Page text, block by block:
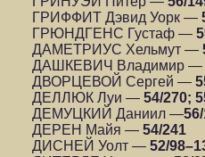
ГРИФФИТ Дэвид Уорк —
ГРЮНДГЕНС Густаф —
ДАМЕТРИУС Хельмут —
ДАШКЕВИЧ Владимир —
ДВОРЦЕВОЙ Сергей —
ДЕЛЛЮК Луи — 54/270;
ДЕМУЦКИЙ Даниил —
ДЕРЕН Майя — 54/241
ДИСНЕЙ Уолт — 52/